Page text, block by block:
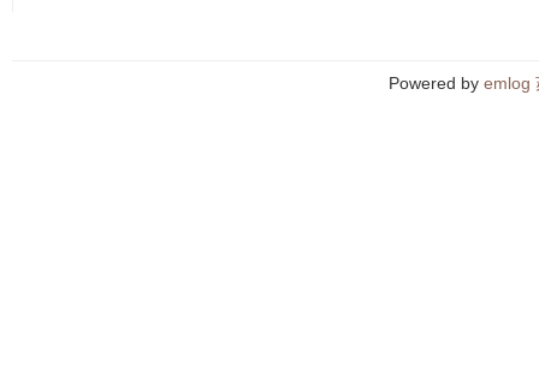
Powered by emlog